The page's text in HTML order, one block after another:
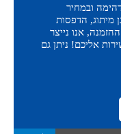
ובמחיר
מיתוג, הדפסות
אנו נייצר
אליכם! ניתן גם